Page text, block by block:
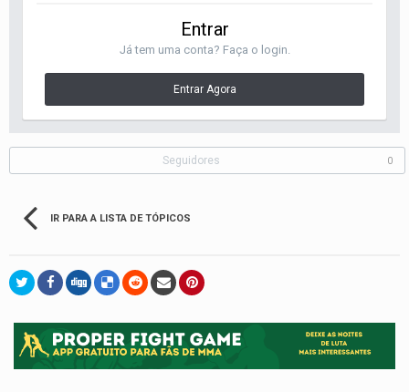
Entrar
Já tem uma conta? Faça o login.
Entrar Agora
Seguidores 0
IR PARA A LISTA DE TÓPICOS